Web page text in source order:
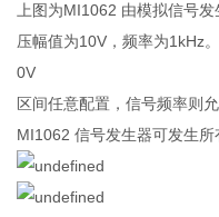
上图为MI1062 由模拟信号
压幅值为10V，频率为1kHz
0V
区间任意配置，信号频率则
MI1062 信号发生器可发生所